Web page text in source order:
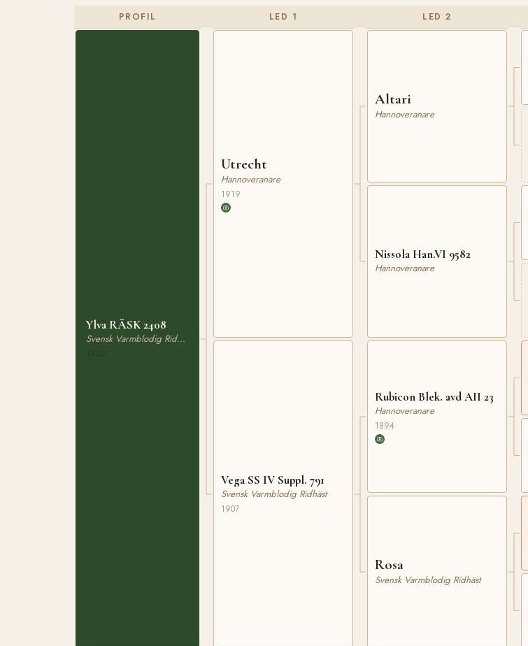
PROFIL
Ylva RÄSK 2408
Svensk Varmblodig Ridhäst
LED 1
Utrecht
Hannoveranare
1919
Vega SS IV Suppl. 791
Svensk Varmblodig Ridhäst
1907
LED 2
Altari
Hannoveranare
Nissola Han.VI 9582
Hannoveranare
Rubicon Blek. avd AII 23
Hannoveranare
1894
Rosa
Svensk Varmblodig Ridhäst